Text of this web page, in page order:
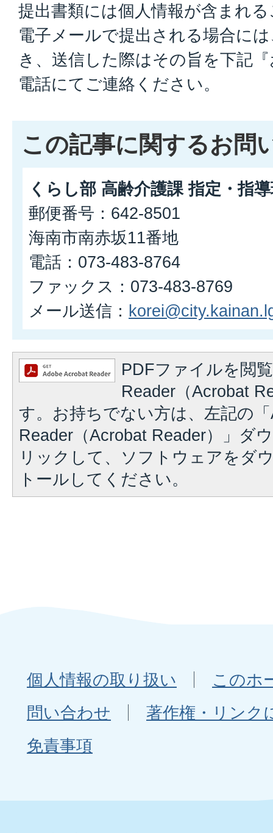
提出書類には個人情報が含まれ
電子メールで提出される場合に
き、送信した際はその旨を下記
電話にてご連絡ください。
この記事に関するお問
くらし部 高齢介護課 指定・指
郵便番号：642-8501
海南市南赤坂11番地
電話：073-483-8764
ファックス：073-483-8769
メール送信：
PDFファイルを閲
Reader（Acrobat
す。お持ちでない方は、左記の
Reader（Acrobat Reader）」ダ
リックして、ソフトウェアをダ
トールしてください。
個人情報の取り扱い
このホ
問い合わせ
著作権・リンク
免責事項